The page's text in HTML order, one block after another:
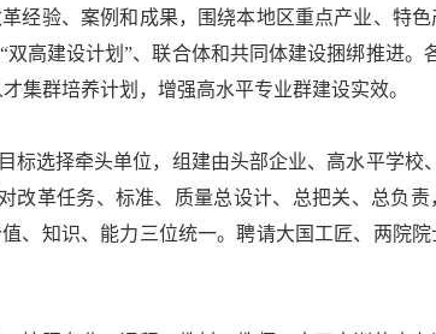
经验、案例和成果，围绕本地区重点产业、特
高建设计划”、联合体和共同体建设捆绑推进。
集群培养计划，增强高水平专业群建设实效。
选择牵头单位，组建由头部企业、高水平学校
革任务、标准、质量总设计、总把关、总负责
、知识、能力三位统一。聘请大国工匠、两院